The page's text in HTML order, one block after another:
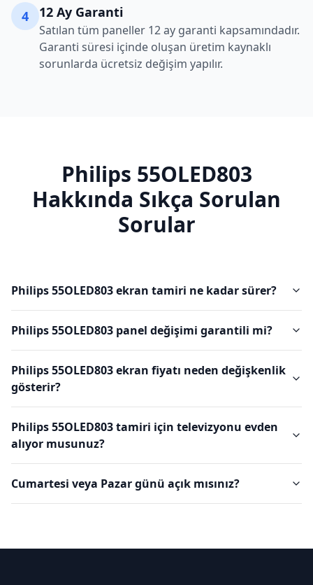
4 12 Ay Garanti
Satılan tüm paneller 12 ay garanti kapsamındadır.
Garanti süresi içinde oluşan üretim kaynaklı
sorunlarda ücretsiz değişim yapılır.
Philips 55OLED803
Hakkında Sıkça Sorulan
Sorular
Philips 55OLED803 ekran tamiri ne kadar sürer?
Philips 55OLED803 panel değişimi garantili mi?
Philips 55OLED803 ekran fiyatı neden değişkenlik
gösterir?
Philips 55OLED803 tamiri için televizyonu evden
alıyor musunuz?
Cumartesi veya Pazar günü açık mısınız?